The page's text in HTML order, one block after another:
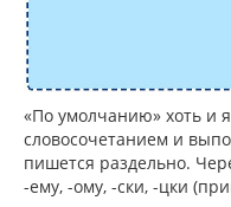
«По умолчанию» хоть и
словосочетанием и
пишется раздельно.
-ему, -ому, -ски, -цки